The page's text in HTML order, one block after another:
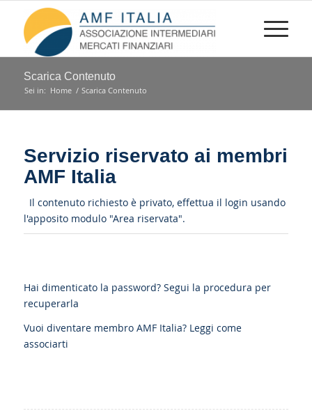
Scarica Contenuto
Sei in: Home / Scarica Contenuto
Servizio riservato ai membri
AMF Italia
Il contenuto richiesto è privato, effettua il login usando
l'apposito modulo "Area riservata".
Hai dimenticato la password? Segui la procedura per
recuperarla
Vuoi diventare membro AMF Italia? Leggi come
associarti